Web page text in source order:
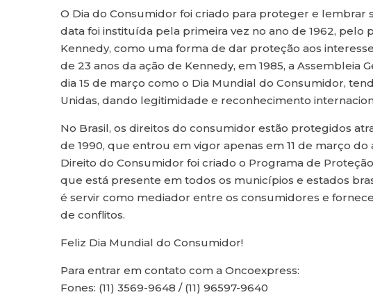
O Dia do Consumidor foi criado para proteger e
data foi instituída pela primeira vez no ano de 1962, pelo
Kennedy, como uma forma de dar proteção aos
de 23 anos da ação de Kennedy, em 1985, a Assembleia
dia 15 de março como o Dia Mundial do Consumidor,
Unidas, dando legitimidade e reconhecimento
No Brasil, os direitos do consumidor estão protegidos
de 1990, que entrou em vigor apenas em 11 de março do
Direito do Consumidor foi criado o Programa de
que está presente em todos os municípios e estados
é servir como mediador entre os consumidores e
de conflitos.
Feliz Dia Mundial do Consumidor!
Para entrar em contato com a Oncoexpress:
Fones: (11) 3569-9648 / (11) 96597-9640